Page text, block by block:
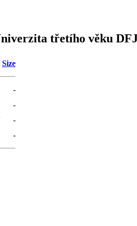
třetího věku
Size
-
-
-
-